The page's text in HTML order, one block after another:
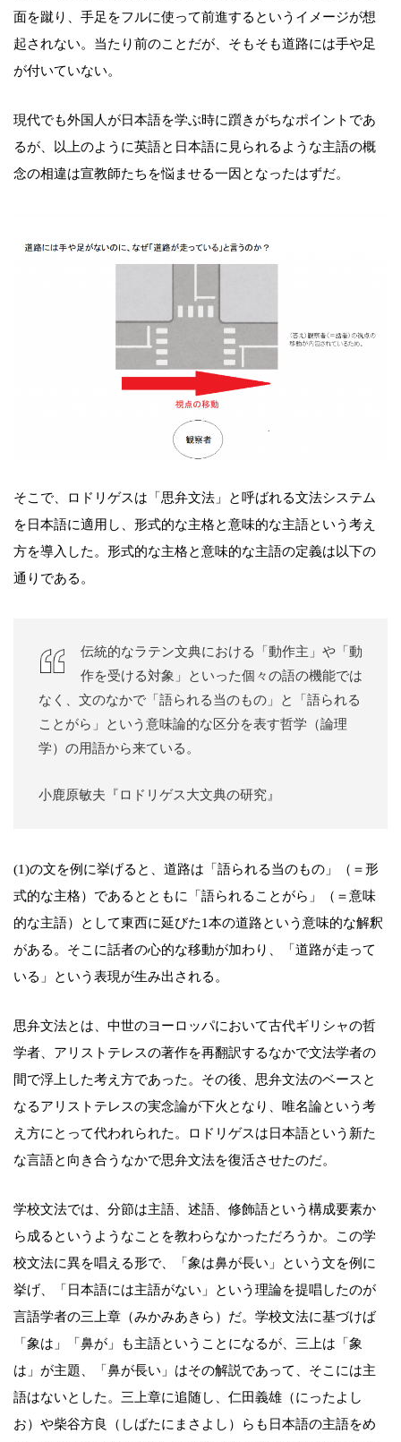
面を蹴り、手足をフルに使って前進するというイメージが想
起されない。当たり前のことだが、そもそも道路には手や足
が付いていない。
現代でも外国人が日本語を学ぶ時に躓きがちなポイントであ
るが、以上のように英語と日本語に見られるような主語の概
念の相違は宣教師たちを悩ませる一因となったはずだ。
そこで、ロドリゲスは「思弁文法」と呼ばれる文法システム
を日本語に適用し、形式的な主格と意味的な主語という考え
方を導入した。形式的な主格と意味的な主語の定義は以下の
通りである。
伝統的なラテン文典における「動作主」や「動
作を受ける対象」といった個々の語の機能では
なく、文のなかで「語られる当のもの」と「語られる
ことがら」という意味論的な区分を表す哲学（論理
学）の用語から来ている。
小鹿原敏夫『ロドリゲス大文典の研究』
(1)の文を例に挙げると、道路は「語られる当のもの」（＝形
式的な主格）であるとともに「語られることがら」（＝意味
的な主語）として東西に延びた1本の道路という意味的な解釈
がある。そこに話者の心的な移動が加わり、「道路が走って
いる」という表現が生み出される。
思弁文法とは、中世のヨーロッパにおいて古代ギリシャの哲
学者、アリストテレスの著作を再翻訳するなかで文法学者の
間で浮上した考え方であった。その後、思弁文法のベースと
なるアリストテレスの実念論が下火となり、唯名論という考
え方にとって代われられた。ロドリゲスは日本語という新た
な言語と向き合うなかで思弁文法を復活させたのだ。
学校文法では、分節は主語、述語、修飾語という構成要素か
ら成るというようなことを教わらなかっただろうか。この学
校文法に異を唱える形で、「象は鼻が長い」という文を例に
挙げ、「日本語には主語がない」という理論を提唱したのが
言語学者の三上章（みかみあきら）だ。学校文法に基づけば
「象は」「鼻が」も主語ということになるが、三上は「象
は」が主題、「鼻が長い」はその解説であって、そこには主
語はないとした。三上章に追随し、仁田義雄（にったよし
お）や柴谷方良（しばたにまさよし）らも日本語の主語をめ